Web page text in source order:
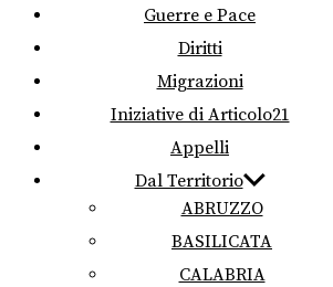
Guerre e Pace
Diritti
Migrazioni
Iniziative di Articolo21
Appelli
Dal Territorio
ABRUZZO
BASILICATA
CALABRIA